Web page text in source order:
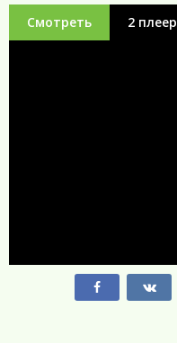
Смотреть 2 плеер